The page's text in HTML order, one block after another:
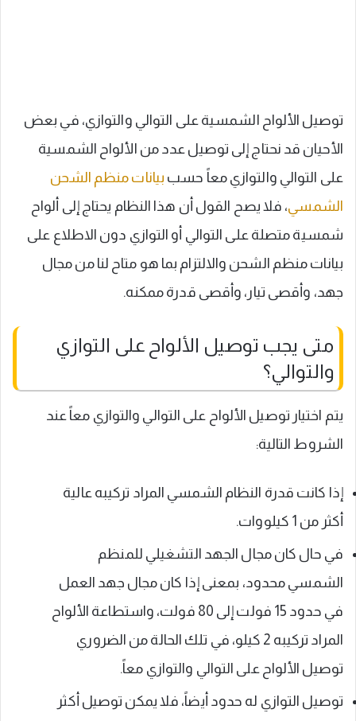
توصيل الألواح الشمسية على التوالي والتوازي، في بعض
الأحيان قد نحتاج إلى توصيل عدد من الألواح الشمسية
على التوالي والتوازي معاً حسب بيانات منظم الشحن
الشمسي، فلا يصح القول أن هذا النظام يحتاج إلى ألواح
شمسية متصلة على التوالي أو التوازي دون الاطلاع على
بيانات منظم الشحن والالتزام بما هو متاح لنا من مجال
جهد، وأقصى تيار، وأقصى قدرة ممكنه.
متى يجب توصيل الألواح على التوازي
والتوالي؟
يتم اختيار توصيل الألواح على التوالي والتوازي معاً عند
الشروط التالية:
إذا كانت قدرة النظام الشمسي المراد تركيبه عالية
أكثر من 1 كيلووات.
في حال كان مجال الجهد التشغيلي للمنظم
الشمسي محدود، بمعنى إذا كان مجال جهد العمل
في حدود 15 فولت إلى 80 فولت، واستطاعة الألواح
المراد تركيبه 2 كيلو، في تلك الحالة من الضروري
توصيل الألواح على التوالي والتوازي معاً.
توصيل التوازي له حدود أيضاً، فلا يمكن توصيل أكثر